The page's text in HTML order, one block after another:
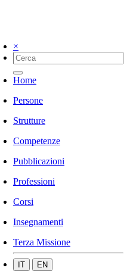
×
Home
Persone
Strutture
Competenze
Pubblicazioni
Professioni
Corsi
Insegnamenti
Terza Missione
IT EN